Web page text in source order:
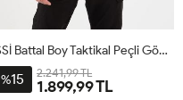
İSSİ Battal Boy Taktikal Peçli Gömlek Antrasit
%15 2.241,99 TL
1.899,99 TL